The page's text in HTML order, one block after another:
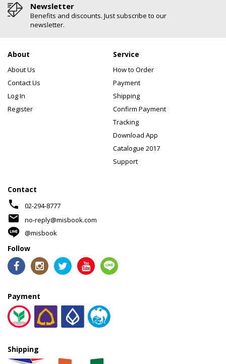
Newsletter
Benefits and discounts. Just subscribe to our
newsletter.
About
About Us
Contact Us
Log In
Register
Service
How to Order
Payment
Shipping
Confirm Payment
Tracking
Download App
Catalogue 2017
Support
Contact
phone 02-294-8777
mail
no-reply@misbook.com
@misbook
Follow
Payment
Shipping